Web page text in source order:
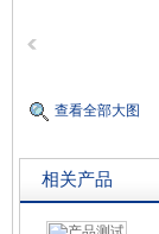
查看全部大图
相关产品